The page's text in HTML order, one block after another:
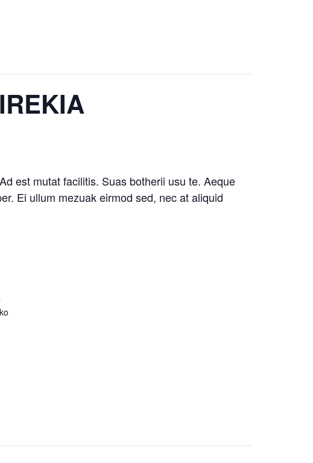
est mutat facilitis. Suas botherii usu te. Aeque
Ei ullum mezuak eirmod sed, nec at aliquid